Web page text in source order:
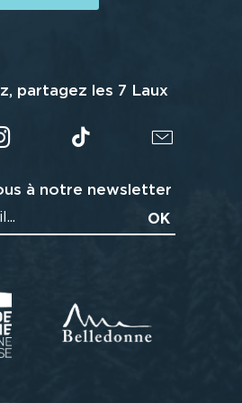
partagez les 7 Laux
à notre newsletter